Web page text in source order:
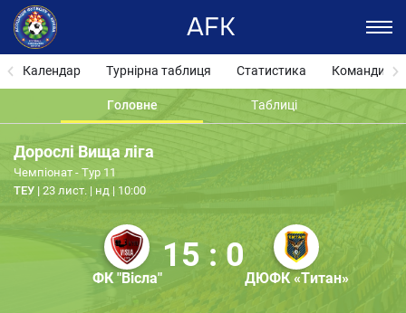
AFK
Календар Турнірна таблиця Статистика Команди
Головне Таблиці
Дорослі Вища ліга
Чемпіонат - Тур 11
ФК "Вісла"
15 : 0
ДЮФК «Титан»
ТЕУ 23 лист. | нд | 10:00